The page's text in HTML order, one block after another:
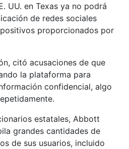
UU. en Texas ya no podrá
de redes sociales
proporcionados por
citó acusaciones de que
la plataforma para
confidencial, algo
estatales, Abbott
grandes cantidades de
de sus usuarios, incluido